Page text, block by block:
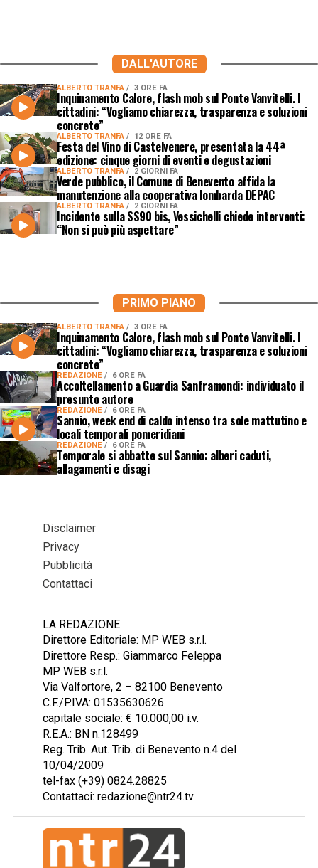
DALL'AUTORE
ALBERTO TRANFA 3 ORE FA
Inquinamento Calore, flash mob sul Ponte Vanvitelli. I
cittadini: “Vogliamo chiarezza, trasparenza e soluzioni
concrete”
ALBERTO TRANFA 12 ORE FA
Festa del Vino di Castelvenere, presentata la 44ª
edizione: cinque giorni di eventi e degustazioni
ALBERTO TRANFA 2 GIORNI FA
Verde pubblico, il Comune di Benevento affida la
manutenzione alla cooperativa lombarda DEPAC
ALBERTO TRANFA 2 GIORNI FA
Incidente sulla SS90 bis, Vessichelli chiede interventi:
“Non si può più aspettare”
PRIMO PIANO
ALBERTO TRANFA 3 ORE FA
Inquinamento Calore, flash mob sul Ponte Vanvitelli. I
cittadini: “Vogliamo chiarezza, trasparenza e soluzioni
concrete”
REDAZIONE 6 ORE FA
Accoltellamento a Guardia Sanframondi: individuato il
presunto autore
REDAZIONE 6 ORE FA
Sannio, week end di caldo intenso tra sole mattutino e
locali temporali pomeridiani
REDAZIONE 6 ORE FA
Temporale si abbatte sul Sannio: alberi caduti,
allagamenti e disagi
Disclaimer
Privacy
Pubblicità
Contattaci
LA REDAZIONE
Direttore Editoriale: MP WEB s.r.l.
Direttore Resp.: Giammarco Feleppa
MP WEB s.r.l.
Via Valfortore, 2 – 82100 Benevento
C.F./P.IVA: 01535630626
capitale sociale: € 10.000,00 i.v.
R.E.A.: BN n.128499
Reg. Trib. Aut. Trib. di Benevento n.4 del
10/04/2009
tel-fax (+39) 0824.28825
Contattaci: redazione@ntr24.tv